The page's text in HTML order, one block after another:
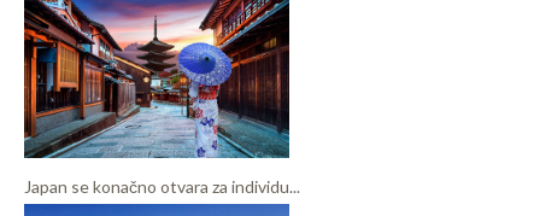
Japan se konačno otvara za individu...